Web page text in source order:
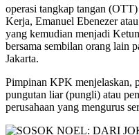
operasi tangkap tangan
Kerja, Emanuel Ebenezer
yang kemudian menjadi
bersama sembilan orang lain
Jakarta.
Pimpinan KPK menjelaskan,
pungutan liar (pungli) atau
perusahaan yang mengurus